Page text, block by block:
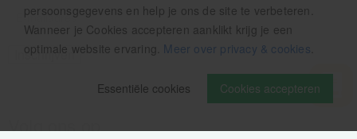
persoonsgegevens en help je ons de site te verbeteren.
Wanneer je Cookies accepteren aanklikt krijg je een
optimale website ervaring. Meer over privacy & cookies
Cookies accepteren
Essentiële cookies
Volg ons op